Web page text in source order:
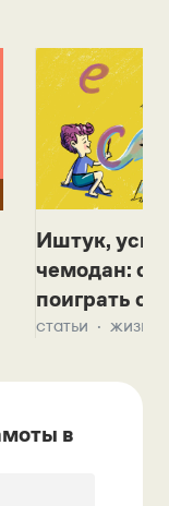
Иштук,
чемодан:
поиграть с
статьи жизнь
в